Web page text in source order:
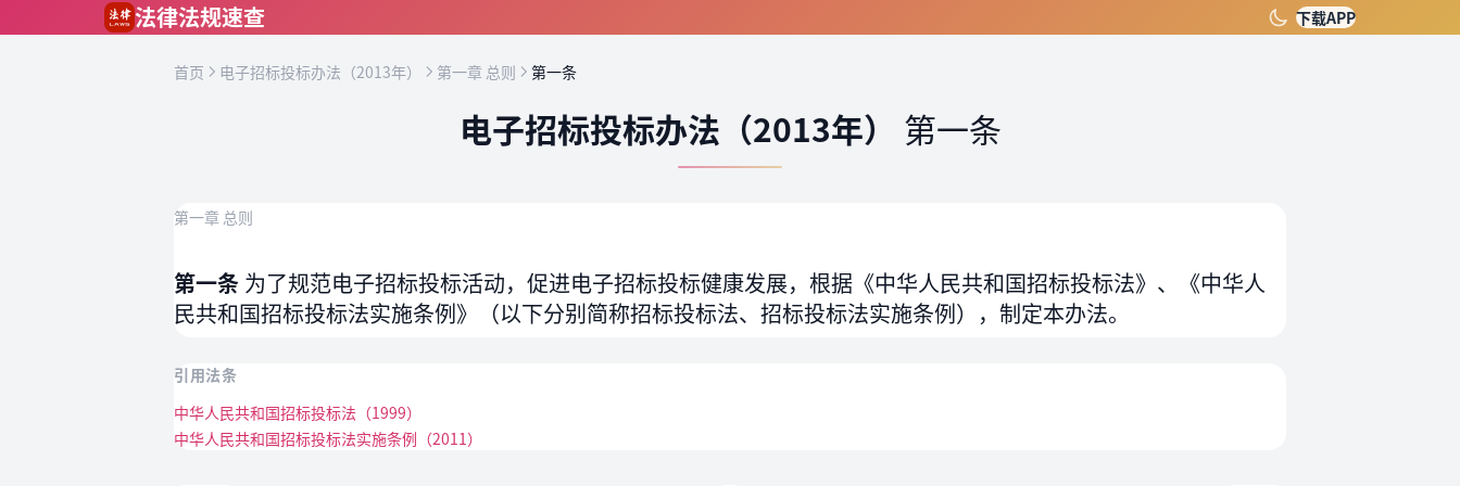
法律法规速查 下载APP
首页 电子招标投标办法（2013年） 第一章 总则 第一条
电子招标投标办法（2013年） 第一条
第一章 总则
第一条 为了规范电子招标投标活动，促进电子招标投标健康发展，根据《中华人民共和国招标投标法》、《中华人
民共和国招标投标法实施条例》（以下分别简称招标投标法、招标投标法实施条例），制定本办法。
引用法条
中华人民共和国招标投标法（1999）
中华人民共和国招标投标法实施条例（2011）